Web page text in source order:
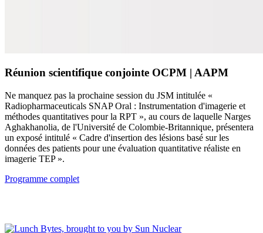
Réunion scientifique conjointe OCPM | AAPM
Ne manquez pas la prochaine session du JSM intitulée «
Radiopharmaceuticals SNAP Oral : Instrumentation d'imagerie et
méthodes quantitatives pour la RPT », au cours de laquelle Narges
Aghakhanolia, de l'Université de Colombie-Britannique, présentera
un exposé intitulé « Cadre d'insertion des lésions basé sur les
données des patients pour une évaluation quantitative réaliste en
imagerie TEP ».
Programme complet